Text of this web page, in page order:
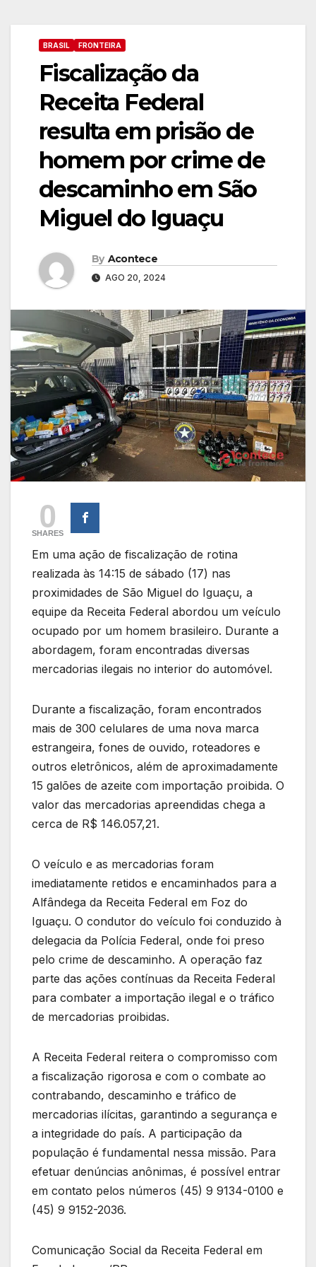
BRASIL FRONTEIRA
Fiscalização da
Receita Federal
resulta em prisão de
homem por crime de
descaminho em São
Miguel do Iguaçu
By Acontece
AGO 20, 2024
0
SHARES
Em uma ação de fiscalização de rotina
realizada às 14:15 de sábado (17) nas
proximidades de São Miguel do Iguaçu, a
equipe da Receita Federal abordou um veículo
ocupado por um homem brasileiro. Durante a
abordagem, foram encontradas diversas
mercadorias ilegais no interior do automóvel.
Durante a fiscalização, foram encontrados
mais de 300 celulares de uma nova marca
estrangeira, fones de ouvido, roteadores e
outros eletrônicos, além de aproximadamente
15 galões de azeite com importação proibida. O
valor das mercadorias apreendidas chega a
cerca de R$ 146.057,21.
O veículo e as mercadorias foram
imediatamente retidos e encaminhados para a
Alfândega da Receita Federal em Foz do
Iguaçu. O condutor do veículo foi conduzido à
delegacia da Polícia Federal, onde foi preso
pelo crime de descaminho. A operação faz
parte das ações contínuas da Receita Federal
para combater a importação ilegal e o tráfico
de mercadorias proibidas.
A Receita Federal reitera o compromisso com
a fiscalização rigorosa e com o combate ao
contrabando, descaminho e tráfico de
mercadorias ilícitas, garantindo a segurança e
a integridade do país. A participação da
população é fundamental nessa missão. Para
efetuar denúncias anônimas, é possível entrar
em contato pelos números (45) 9 9134-0100 e
(45) 9 9152-2036.
Comunicação Social da Receita Federal em